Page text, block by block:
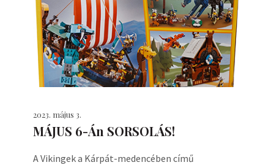
2023. május 3.
MÁJUS 6-Án SORSOLÁS!
A Vikingek a Kárpát-medencében című